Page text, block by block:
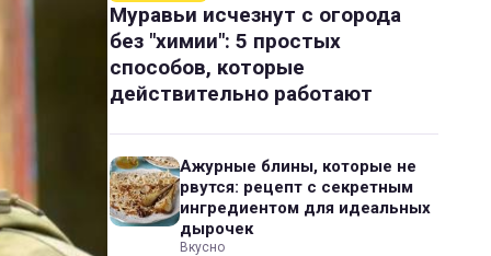
Муравьи исчезнут с огорода
без "химии": 5 простых
способов, которые
действительно работают
Ажурные блины, которые не
рвутся: рецепт с секретным
ингредиентом для идеальных
дырочек
Вкусно